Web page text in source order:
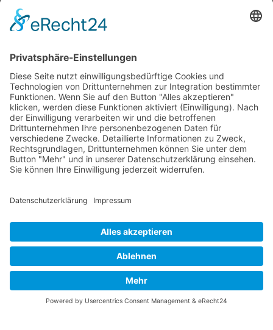
Ist eine Erbschaftsmediation auch bei
schwierigen Familienverhältnissen sinnvoll?
Ja, gerade bei schwierigen
Familienverhältnissen kann eine
Erbschaftsmediation besonders hilfreich sein,
um Konflikte zu lösen und die Beziehungen
untereinander zu verbessern.
Wie hoch sind die Kosten für eine
Erbschaftsmediation?
Die Kosten für eine Erbschaftsmediation können
je nach Umfang der Mediation variieren. In der
aufgeteilt. Eine genaue Kostenaufstellung sollte
© 2026 Frank Hartung Ihr Mediator bei Konflikten in Familie,
Erbschaft, Beruf, Wirtschaft und Schule